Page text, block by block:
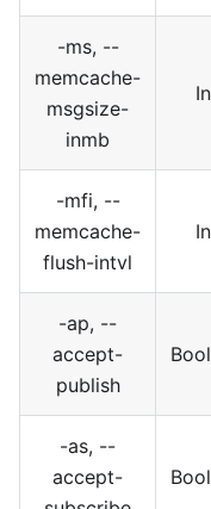
-ms, --
memcache-
msgsize-
inmb
-mfi, --
memcache-
flush-intvl
-ap, --
accept-
publish
-as, --
accept-